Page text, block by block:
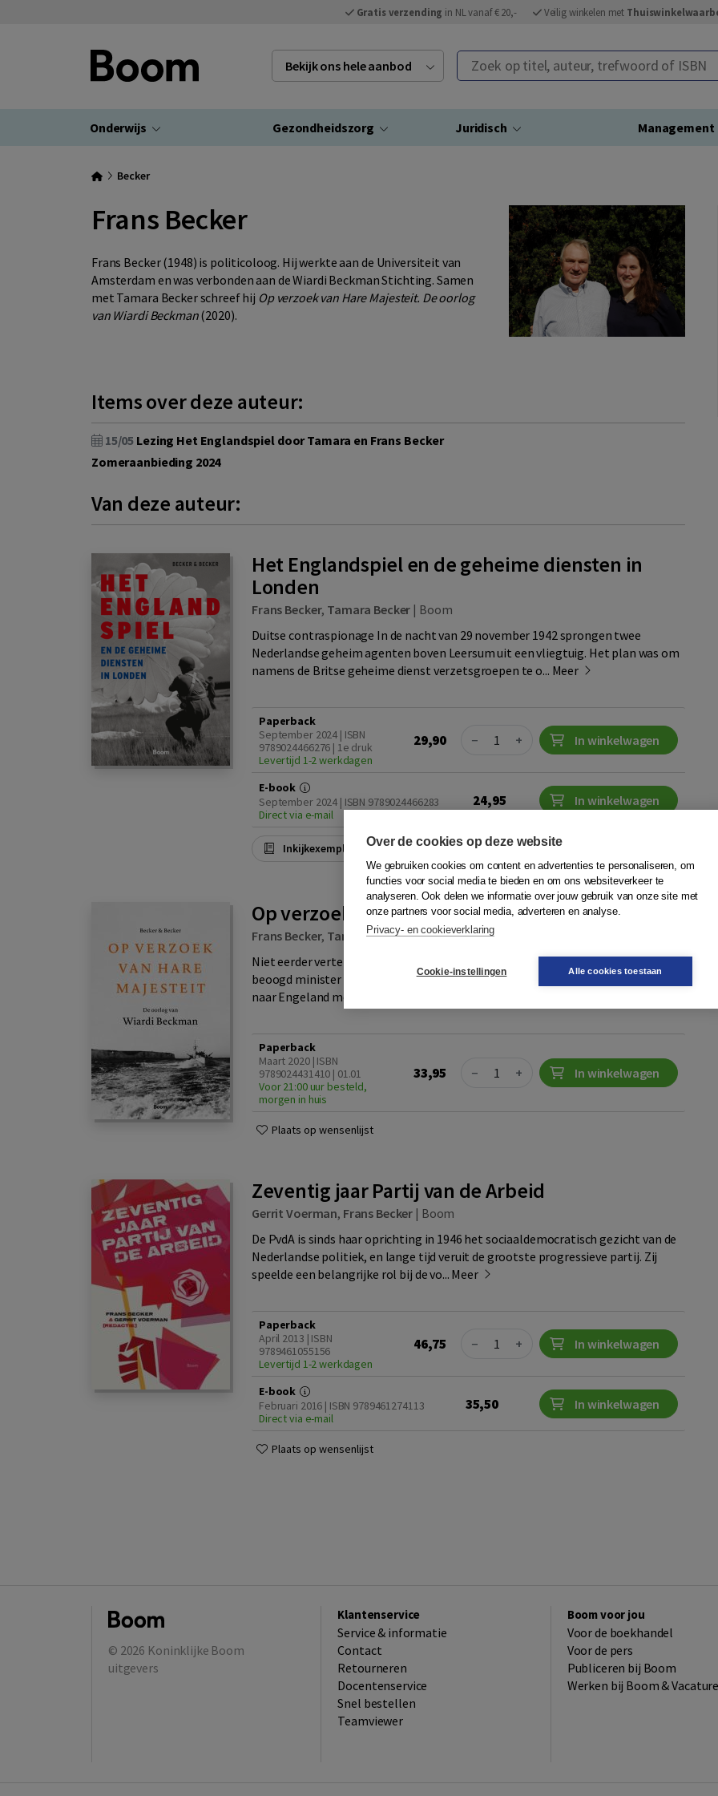
Gratis verzending in NL vanaf € 20,- Veilig winkelen met
Bekijk ons hele aanbod Zoek op titel, auteur, trefwoord of ISBN
Onderwijs Gezondheidszorg Juridisch Management
Becker
Frans Becker
Frans Becker (1948) is politicoloog. Hij werkte aan de Universiteit van
Amsterdam en was verbonden aan de Wiardi Beckman Stichting. Samen
met Tamara Becker schreef hij Op verzoek van Hare Majesteit. De oorlog
van Wiardi Beckman(2020).
Items over deze auteur:
15/05 Lezing Het Englandspiel door Tamara en Frans Becker
Zomeraanbieding 2024
Van deze auteur:
Het Englandspiel en de geheime diensten in
Londen
Frans Becker, Tamara Becker | Boom
Duitse contraspionage In de nacht van 29 november 1942 sprongen twee
Nederlandse geheim agenten boven Leersum uit een vliegtuig. Het plan was om
namens de Britse geheime dienst verzetsgroepen te o... Meer
Paperback
September 2024 | ISBN
9789024466276 | 1e druk
Levertijd 1-2 werkdagen
29,90 Quantity
− + In winkelwagen
E-book
September 2024 | ISBN 9789024466283
Direct via e-mail
24,95 In winkelwagen
Inkijkexemplaar Plaats op wensenlijst
Op verzoek van Hare Majesteit
Frans Becker, Tamara Becker|Boom
Niet eerder verteld oorlogsverhaal, van a tot z op bronnen gebaseerd, over de
beoogd minister in het oorlogskabinet die in 1942 door de ‘Soldaat van Oranje’
naar Engeland moest worden overgevaren. ...
Paperback
Maart 2020 | ISBN
9789024431410 | 01.01
Voor 21:00 uur besteld,
morgen in huis
33,95 Quantity
− + In winkelwagen
Plaats op wensenlijst
Zeventig jaar Partij van de Arbeid
Gerrit Voerman, Frans Becker | Boom
De PvdA is sinds haar oprichting in 1946 het sociaaldemocratisch gezicht van de
Nederlandse politiek, en lange tijd veruit de grootste progressieve partij. Zij
speelde een belangrijke rol bij de vo... Meer
Paperback
April 2013 | ISBN
9789461055156
Levertijd 1-2 werkdagen
46,75 Quantity
− + In winkelwagen
E-book
Februari 2016 | ISBN 9789461274113
Direct via e-mail
35,50 In winkelwagen
Plaats op wensenlijst
© 2026 Koninklijke Boom
uitgevers
Klantenservice
Service & informatie
Contact
Retourneren
Docentenservice
Snel bestellen
Teamviewer
Boom voor jou
Voor de boekhandel
Voor de pers
Publiceren bij Boom
Werken bij Boom &
Over de cookies op deze website
We gebruiken cookies om content en advertenties te personaliseren, om
functies voor social media te bieden en om ons websiteverkeer te
analyseren. Ook delen we informatie over jouw gebruik van onze site met
onze partners voor social media, adverteren en analyse.
Privacy- en cookieverklaring
Cookie-instellingen Alle cookies toestaan